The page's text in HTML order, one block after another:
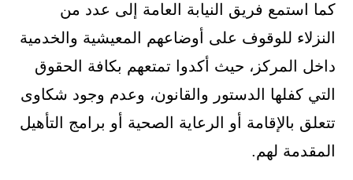
كما استمع فريق النيابة العامة إلى عدد من
النزلاء للوقوف على أوضاعهم المعيشية والخدمية
داخل المركز، حيث أكدوا تمتعهم بكافة الحقوق
التي كفلها الدستور والقانون، وعدم وجود شكاوى
تتعلق بالإقامة أو الرعاية الصحية أو برامج التأهيل
المقدمة لهم.